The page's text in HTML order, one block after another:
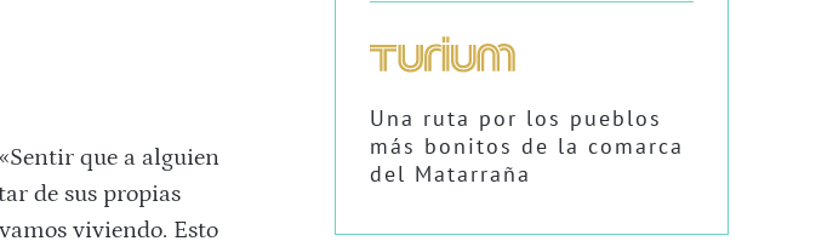
que a alguien
de sus propias
viviendo. Esto
Una ruta por los pueblos
más bonitos de la comarca
del Matarraña